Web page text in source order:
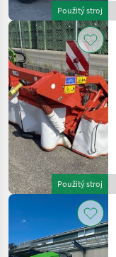
Použitý stroj
Použitý stroj